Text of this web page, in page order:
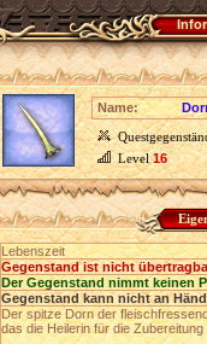
Name:
Level16
Lebenszeit
Gegenstand ist nicht
Der Gegenstand nimmt keinen
Gegenstand kann nicht an
Der spitze Dorn der
das die Heilerin für die